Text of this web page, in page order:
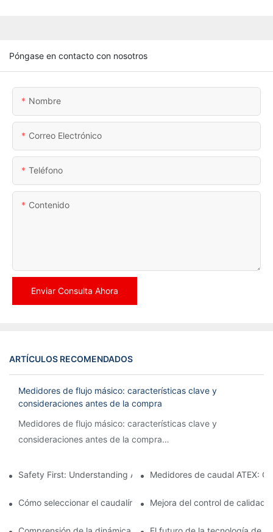
Póngase en contacto con nosotros
Nombre
Correo Electrónico
Teléfono
Contenido
Enviar Consulta Ahora
ARTÍCULOS RECOMENDADOS
Medidores de flujo másico: características clave y
consideraciones antes de la compra
Medidores de flujo másico: características clave y
consideraciones antes de la compra
Cuando se trata de medir el caudal de fluidos, los
en diversas industrias, incluidas la del petróleo y el gas, la
Safety First: Understanding ATEX Flow Meters for Hazardous
Medidores de caudal ATEX:
Cómo seleccionar el caudalímetro ATEX adecuado para
Mejora del control de calidad